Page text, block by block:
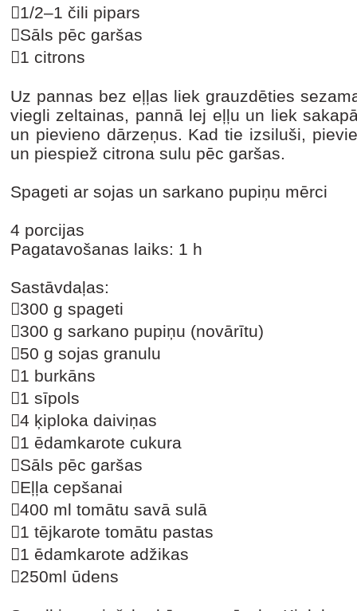
1/2–1 čili pipars
Sāls pēc garšas
1 citrons
Uz pannas bez eļļas liek grauzdēties
viegli zeltainas, pannā lej eļļu un liek
un pievieno dārzeņus. Kad tie izsiluši,
un piespiež citrona sulu pēc garšas.
Spageti ar sojas un sarkano pupiņu mērci
4 porcijas
Pagatavošanas laiks: 1 h
Sastāvdaļas:
300 g spageti
300 g sarkano pupiņu (novārītu)
50 g sojas granulu
1 burkāns
1 sīpols
4 ķiploka daiviņas
1 ēdamkarote cukura
Sāls pēc garšas
Eļļa cepšanai
400 ml tomātu savā sulā
1 tējkarote tomātu pastas
1 ēdamkarote adžikas
250ml ūdens